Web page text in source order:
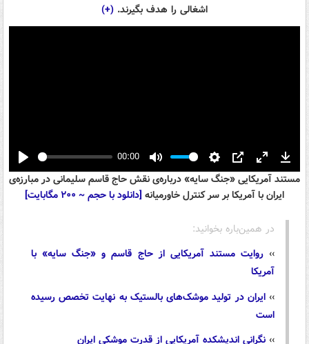
اشغالی را هدف بگیرند. (+)
Play
00:00
Mute Settings
PIP Enter
fullscreen
مستند آمریکایی «جنگ سایه» درباره‌ی نقش حاج قاسم سلیمانی در مبارزه‌ی
ایران با آمریکا بر سر کنترل خاورمیانه [دانلود با حجم ~ ۲۰۰ مگابایت]
در همین‌باره بخوانید:
›› روایت مستند آمریکایی از حاج قاسم و «جنگ سایه» با
آمریکا
›› ایران در تولید موشک‌های بالستیک به نهایت تخصص رسیده
است
›› نگرانی اندیشکده آمریکایی از قدرت موشکی ایران